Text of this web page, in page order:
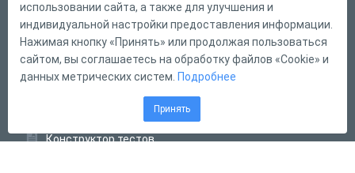
Русский
Справка
Форма обратной связи
Конструктор тестов
использовании сайта, а также для улучшения и
индивидуальной настройки предоставления информации.
Нажимая кнопку «Принять» или продолжая пользоваться
сайтом, вы соглашаетесь на обработку файлов «Cookie» и
данных метрических систем. Подробнее
Принять